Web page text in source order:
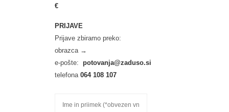
€
PRIJAVE
Prijave zbiramo preko:
obrazca →
e-pošte: potovanja@zaduso.si
telefona064 108 107